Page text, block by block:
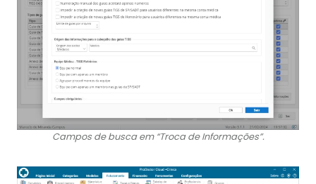
Campos de busca em “Troca de Informações”.